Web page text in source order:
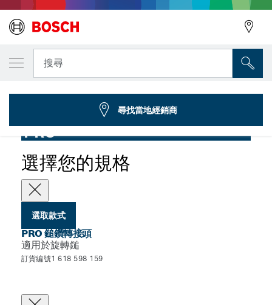
搜尋
... PRO 錘轉接頭，SDS max
PRO
選擇您的規格
選取款式
PRO 鎚鑽轉接頭
適用於旋轉鎚
訂貨編號1 618 598 159
您選取的款式
PRO 鎚鑽轉接頭，SDS max 對 SDS plus
1 618 598 159
尋找當地經銷商